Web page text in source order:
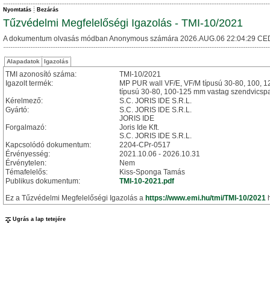
Nyomtatás Bezárás
Tűzvédelmi Megfelelőségi Igazolás - TMI-10/2021
A dokumentum olvasás módban Anonymous számára 2026.AUG.06 22:04:29
Alapadatok Igazolás
TMI azonosító száma:
TMI-10/2021
Igazolt termék:
MP PUR wall VF/E, VF/M típusú 30-80, 100,
típusú 30-80, 100-125 mm vastag
Kérelmező:
S.C. JORIS IDE S.R.L.
Gyártó:
S.C. JORIS IDE S.R.L.
JORIS IDE
Forgalmazó:
Joris Ide Kft.
S.C. JORIS IDE S.R.L.
Kapcsolódó dokumentum:
2204-CPr-0517
Érvényesség:
2021.10.06 - 2026.10.31
Érvénytelen:
Nem
Témafelelős:
Kiss-Sponga Tamás
Publikus dokumentum:
TMI-10-2021.pdf
Ez a Tűzvédelmi Megfelelőségi Igazolás a https://www.emi.hu/tmi/TMI-10/2021
Ugrás a lap tetejére